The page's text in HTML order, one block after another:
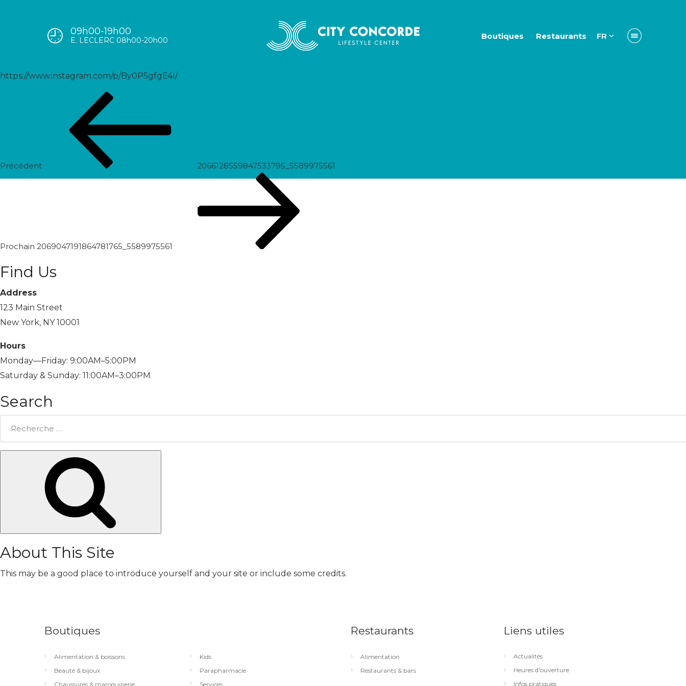
09h00-19h00
E. LECLERC 08h00-20h00 Boutiques Restaurants FR
2068348051465981448_5589975561
https://www.instagram.com/p/By0P5gfgE4I/
Précédent
2066128559847533795_5589975561
Prochain
Prochain 2069047191864781765_5589975561
Find Us
Address
123 Main Street
New York, NY 10001
Hours
Monday—Friday: 9:00AM–5:00PM
Saturday & Sunday: 11:00AM–3:00PM
Search
About This Site
This may be a good place to introduce yourself and your site or include some credits.
Boutiques
Alimentation & boissons
Beauté & bijoux
Chaussures & maroquinerie
Kids
Parapharmacie
Services
Restaurants
Alimentation
Restaurants & bars
Liens utiles
Actualités
Heures d'ouverture
Infos pratiques